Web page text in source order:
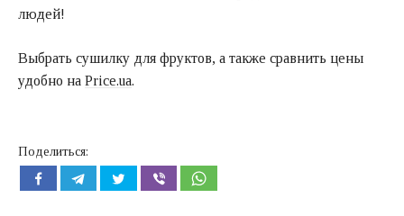
людей!
Выбрать сушилку для фруктов, а также сравнить цены
удобно на Price.ua.
Поделиться: